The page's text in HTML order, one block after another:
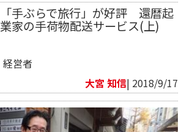
「手ぶらで旅行」が好評 還暦起
業家の手荷物配送サービス(上)
経営者
大宮 知信| 2018/9/17